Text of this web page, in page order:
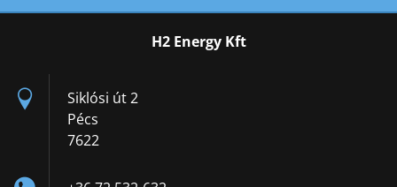
H2 Energy Kft
Siklósi út 2
Pécs
7622